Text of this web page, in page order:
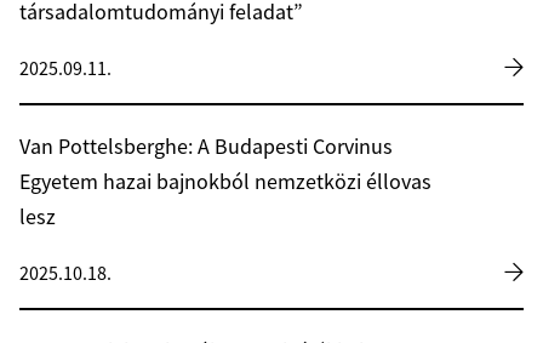
társadalomtudományi feladat”
2025.09.11.
Van Pottelsberghe: A Budapesti Corvinus
Egyetem hazai bajnokból nemzetközi éllovas
lesz
2025.10.18.